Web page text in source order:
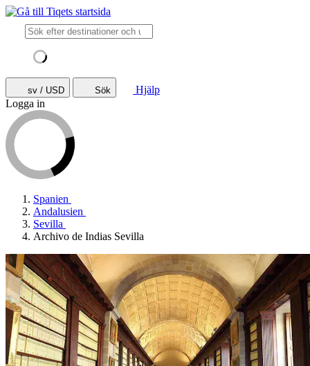
sv / USD Sök
Hjälp
Logga in
Spanien
Andalusien
Sevilla
Archivo de Indias Sevilla